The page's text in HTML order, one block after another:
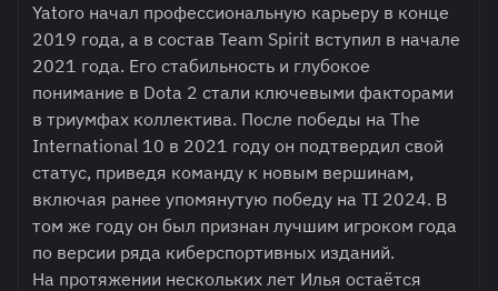
Yatoro начал профессиональную карьеру в конце
2019 года, а в состав Team Spirit вступил в начале
2021 года. Его стабильность и глубокое
понимание в Dota 2 стали ключевыми факторами
в триумфах коллектива. После победы на The
International 10 в 2021 году он подтвердил свой
статус, приведя команду к новым вершинам,
включая ранее упомянутую победу на TI 2024. В
том же году он был признан лучшим игроком года
по версии ряда киберспортивных изданий.
На протяжении нескольких лет Илья остаётся